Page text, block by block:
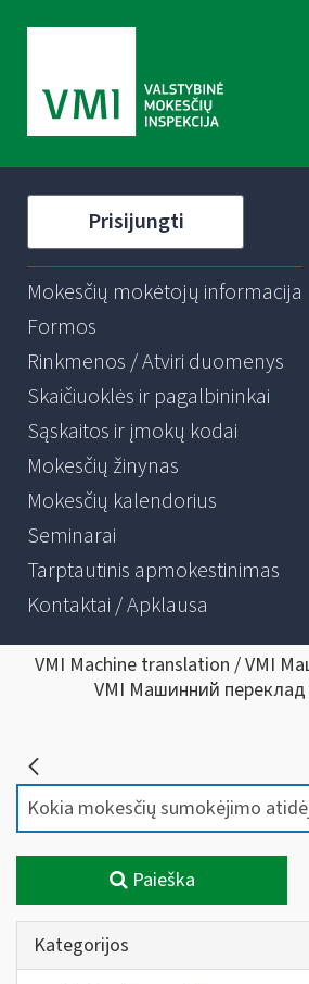
Prisijungti
Mokesčių mokėtojų informacija
Formos
Rinkmenos / Atviri duomenys
Skaičiuoklės ir pagalbininkai
Sąskaitos ir įmokų kodai
Mokesčių žinynas
Mokesčių kalendorius
Seminarai
Tarptautinis apmokestinimas
Kontaktai / Apklausa
VMI Machine translation / VMI
VMI Машинний переклад
Paieška
Kategorijos